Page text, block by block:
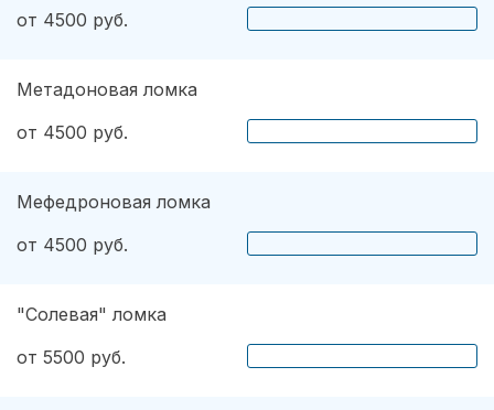
от 4500 руб.
Метадоновая ломка
от 4500 руб.
Мефедроновая ломка
от 4500 руб.
"Солевая" ломка
от 5500 руб.